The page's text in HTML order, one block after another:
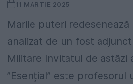
11 MARTIE 2025
Marile puteri redesenează
analizat de un fost
Militare Invitatul de astăzi
”Esențial” este profesorul